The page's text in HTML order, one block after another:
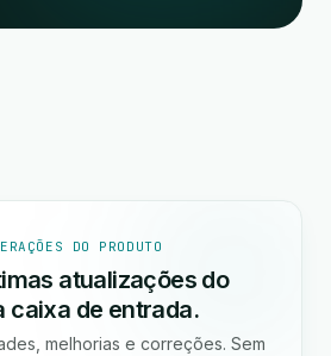
DO PRODUTO
atualizações do
caixa de entrada.
melhorias e correções. Sem